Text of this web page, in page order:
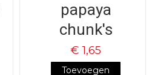
papaya
chunk's
€ 1,65
Toevoegen